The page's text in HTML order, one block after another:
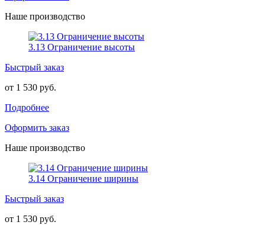
Наше производство
3.13 Ограничение высоты
Быстрый заказ
от 1 530 руб.
Подробнее
Оформить заказ
Наше производство
3.14 Ограничение ширины
Быстрый заказ
от 1 530 руб.